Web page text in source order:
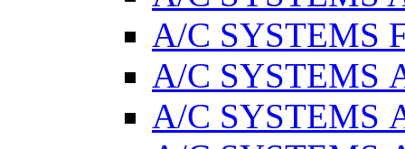
A/C SYSTEMS
A/C SYSTEMS
A/C SYSTEMS